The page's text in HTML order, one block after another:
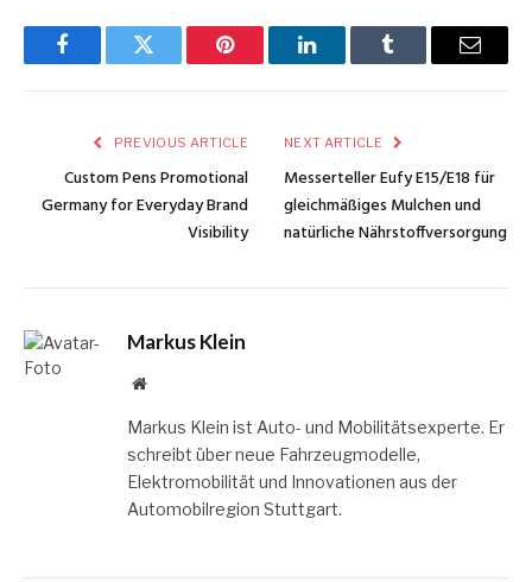
FacebookTwitter Pinterest LinkedInTumblr Email
PREVIOUS ARTICLE
Custom Pens Promotional
Germany for Everyday Brand
Visibility
NEXT ARTICLE
Messerteller Eufy E15/E18 für
gleichmäßiges Mulchen und
natürliche Nährstoffversorgung
Markus Klein
Website
Markus Klein ist Auto- und Mobilitätsexperte. Er
schreibt über neue Fahrzeugmodelle,
Elektromobilität und Innovationen aus der
Automobilregion Stuttgart.